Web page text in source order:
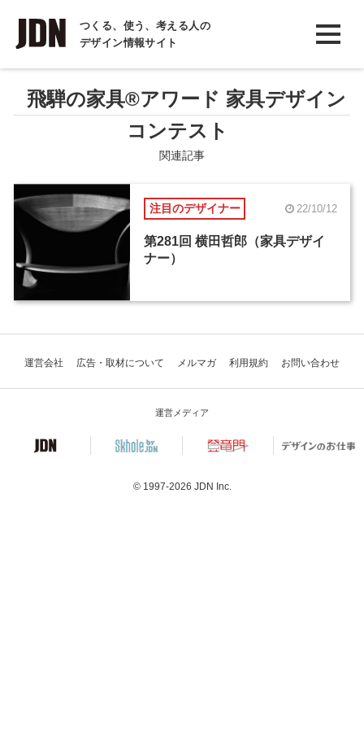
つくる、使う、考える人の
デザイン情報サイト
INTERVIEW
インタビュー
REPORT
レポート
飛騨の家具®アワード 家具デザイン
コンテスト
関連記事
注目のデザイナー 22/10/12
第281回 横田哲郎（家具デザイ
ナー）
運営会社 広告・取材について メルマガ 利用規約 お問い合わせ
運営メディア
© 1997-2026 JDN Inc.